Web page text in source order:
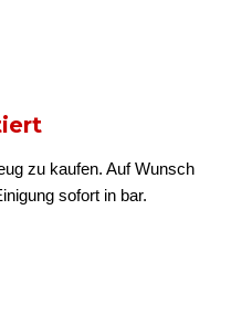
zu kaufen. Auf Wunsch
sofort in bar.